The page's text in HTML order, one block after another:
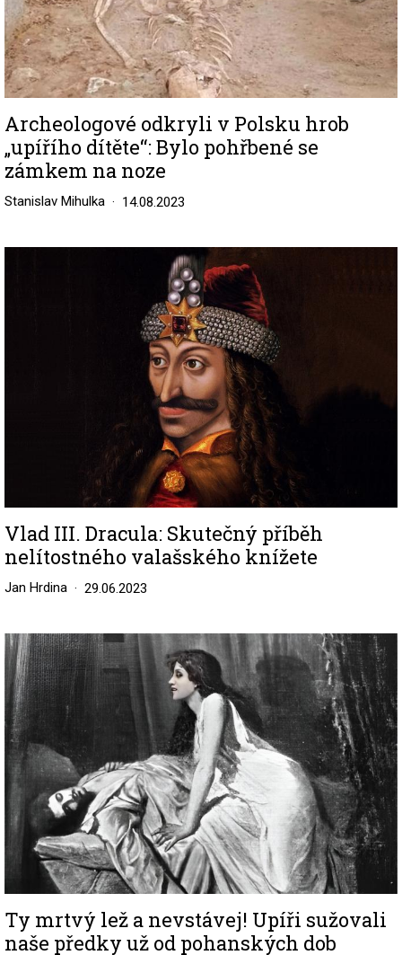
Archeologové odkryli v Polsku hrob
„upířího dítěte“: Bylo pohřbené se
zámkem na noze
Stanislav Mihulka 14.08.2023
Vlad III. Dracula: Skutečný příběh
nelítostného valašského knížete
Jan Hrdina 29.06.2023
Image
Ty mrtvý lež a nevstávej! Upíři sužovali
naše předky už od pohanských dob